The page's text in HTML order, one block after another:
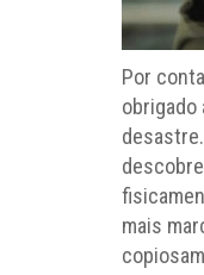
Por
obrigado
mais